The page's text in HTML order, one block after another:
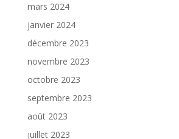
mars 2024
janvier 2024
décembre 2023
novembre 2023
octobre 2023
septembre 2023
août 2023
juillet 2023